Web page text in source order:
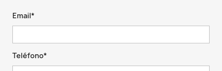
Email*
Teléfono*